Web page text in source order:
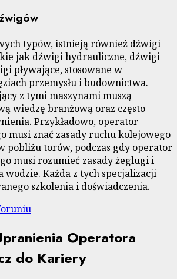
typów, istnieją również dźwigi
jak dźwigi hydrauliczne, dźwigi
pływające, stosowane w
przemysłu i budownictwa.
z tymi maszynami muszą
wiedzę branżową oraz często
Przykładowo, operator
musi znać zasady ruchu kolejowego
pobliżu torów, podczas gdy operator
musi rozumieć zasady żeglugi i
wodzie. Każda z tych specjalizacji
szkolenia i doświadczenia.
Operatora
do Kariery